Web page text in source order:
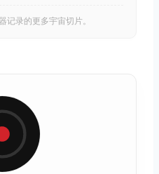
记录的更多宇宙切片。